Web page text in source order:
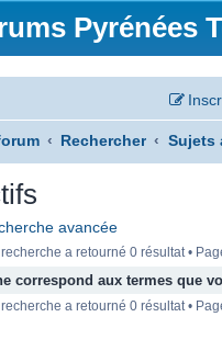
Pyrénées
Rechercher Sujets
avancée
recherche a retourné 0 résultat •
correspond aux termes que
recherche a retourné 0 résultat •